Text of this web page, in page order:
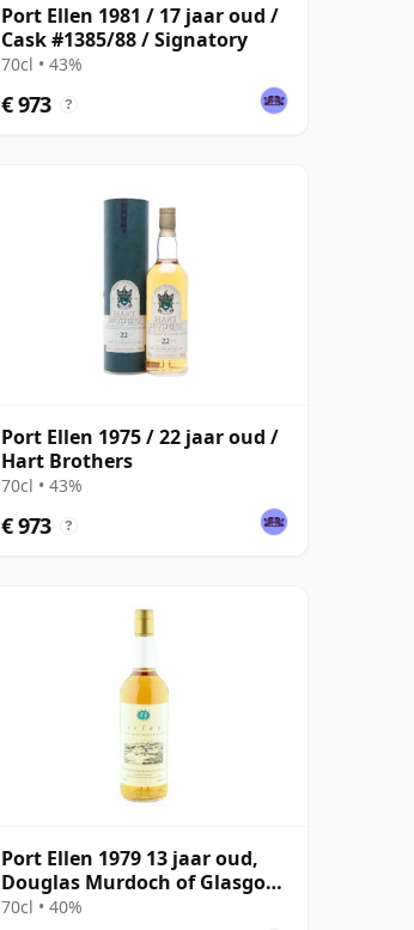
Port Ellen 1981 / 17 jaar oud /
Cask #1385/88 / Signatory
70cl • 43%
€ 973 ?
Port Ellen 1975 / 22 jaar oud /
Hart Brothers
70cl • 43%
€ 973 ?
Port Ellen 1979 13 jaar oud,
Douglas Murdoch of Glasgow
Bottling
70cl • 40%